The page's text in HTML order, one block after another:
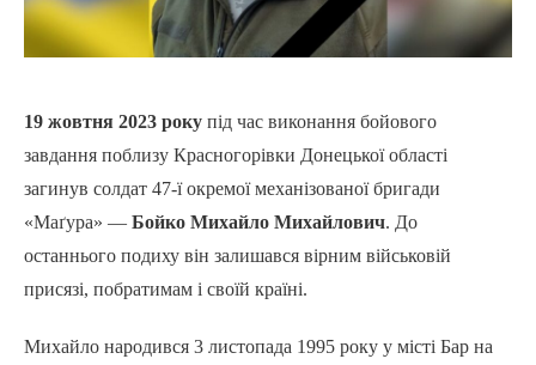
19 жовтня 2023 року під час виконання бойового
завдання поблизу Красногорівки Донецької області
загинув солдат 47-ї окремої механізованої бригади
«Маґура» — Бойко Михайло Михайлович. До
останнього подиху він залишався вірним військовій
присязі, побратимам і своїй країні.
Михайло народився 3 листопада 1995 року у місті Бар на